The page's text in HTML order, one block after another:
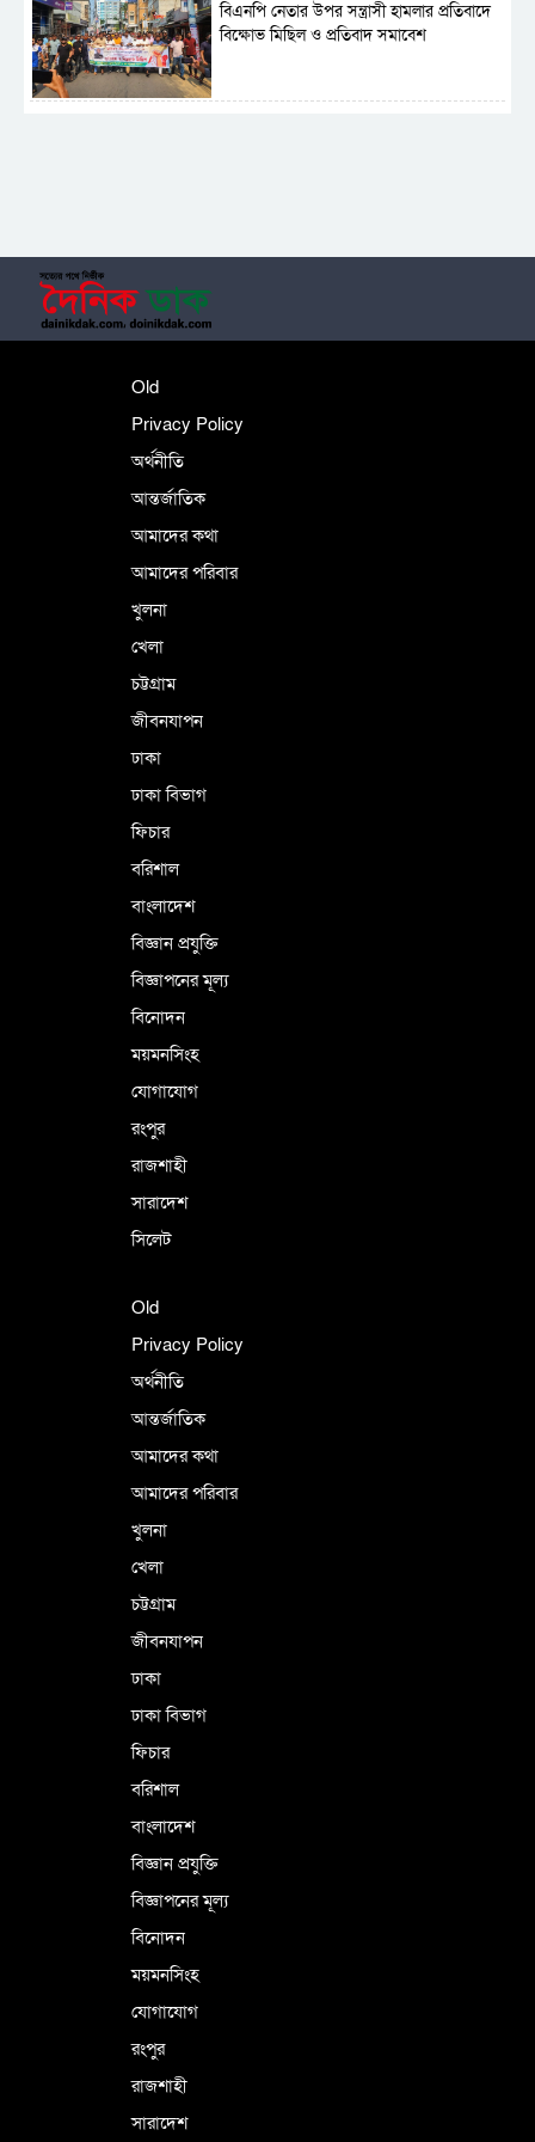
বিএনপি নেতার উপর সন্ত্রাসী হামলার প্রতিবাদে
বিক্ষোভ মিছিল ও প্রতিবাদ সমাবেশ
Old
Privacy Policy
অর্থনীতি
আন্তর্জাতিক
আমাদের কথা
আমাদের পরিবার
খুলনা
খেলা
চট্টগ্রাম
জীবনযাপন
ঢাকা
ঢাকা বিভাগ
ফিচার
বরিশাল
বাংলাদেশ
বিজ্ঞান প্রযুক্তি
বিজ্ঞাপনের মূল্য
বিনোদন
ময়মনসিংহ
যোগাযোগ
রংপুর
রাজশাহী
সারাদেশ
সিলেট
Old
Privacy Policy
অর্থনীতি
আন্তর্জাতিক
আমাদের কথা
আমাদের পরিবার
খুলনা
খেলা
চট্টগ্রাম
জীবনযাপন
ঢাকা
ঢাকা বিভাগ
ফিচার
বরিশাল
বাংলাদেশ
বিজ্ঞান প্রযুক্তি
বিজ্ঞাপনের মূল্য
বিনোদন
ময়মনসিংহ
যোগাযোগ
রংপুর
রাজশাহী
সারাদেশ